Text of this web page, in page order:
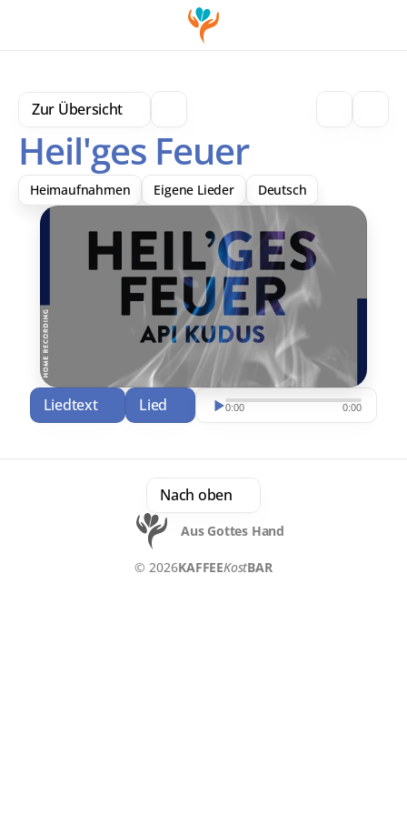
Zur Übersicht
Heil'ges Feuer
Heimaufnahmen Eigene Lieder Deutsch
Liedtext Download
Lied 0:00 0:00
Aus Gottes Hand
Nach oben
© 2026KAFFEEKostBAR